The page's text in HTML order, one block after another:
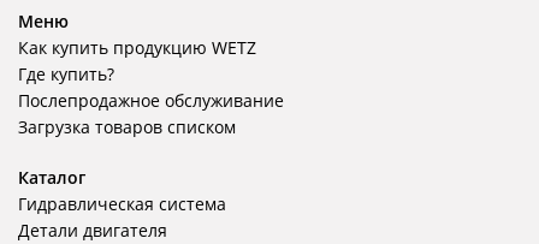
Меню
Как купить продукцию WETZ
Где купить?
Послепродажное обслуживание
Загрузка товаров списком
Каталог
Гидравлическая система
Детали двигателя